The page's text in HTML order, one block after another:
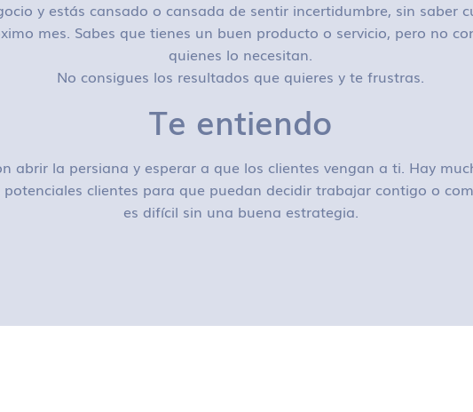
y estás cansado o cansada de sentir incertidumbre, sin saber
mes. Sabes que tienes un buen producto o servicio, pero no
quienes lo necesitan.
No consigues los resultados que quieres y te frustras.
Te entiendo
abrir la persiana y esperar a que los clientes vengan a ti. Hay
clientes para que puedan decidir trabajar contigo o
es difícil sin una buena estrategia.